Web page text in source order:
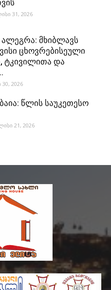
31, 2026
მხიბლავს
ცხოვრებისეული
ტკივილითა და
2026
წლის საუკეთესო
21, 2026